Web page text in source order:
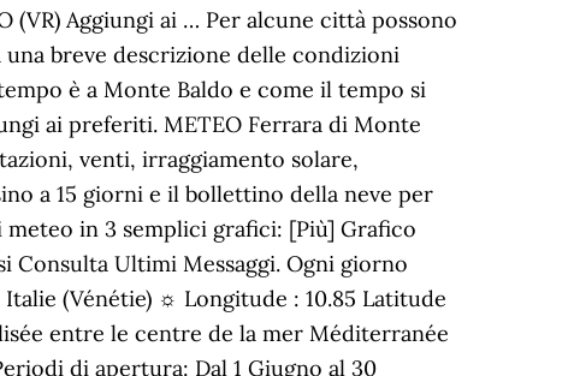
(VR) Aggiungi ai … Per alcune città possono
breve descrizione delle condizioni
è a Monte Baldo e come il tempo si
ai preferiti. METEO Ferrara di Monte
venti, irraggiamento solare,
a 15 giorni e il bollettino della neve per
in 3 semplici grafici: [Più] Grafico
Consulta Ultimi Messaggi. Ogni giorno
(Vénétie) ☼ Longitude : 10.85 Latitude
entre le centre de la mer Méditerranée
di apertura: Dal 1 Giugno al 30